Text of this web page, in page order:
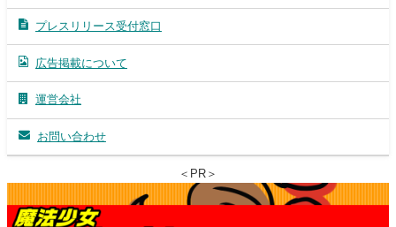
プレスリリース受付窓口
広告掲載について
運営会社
お問い合わせ
＜PR＞